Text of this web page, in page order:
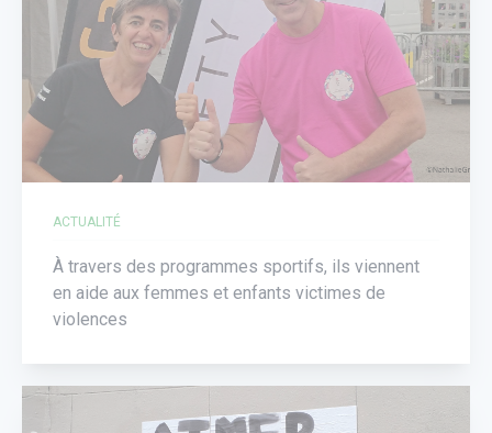
ACTUALITÉ
À travers des programmes sportifs, ils viennent
en aide aux femmes et enfants victimes de
violences